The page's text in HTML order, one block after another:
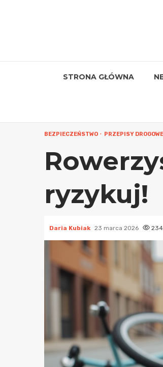
STRONA GŁÓWNA
BEZPIECZEŃSTWO PRZEPISY DROGOWE
ryzykuj!
Daria Kubiak 23 marca 2026 234